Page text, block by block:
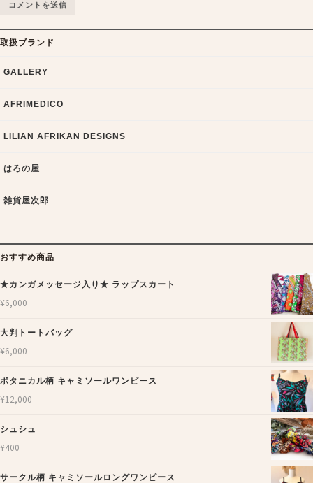
取扱ブランド
GALLERY
AFRIMEDICO
LILIAN AFRIKAN DESIGNS
はろの屋
雑貨屋次郎
おすすめ商品
★カンガメッセージ入り★ ラップスカート
¥6,000
大判トートバッグ
¥6,000
ボタニカル柄 キャミソールワンピース
¥12,000
シュシュ
¥400
サークル柄 キャミソールロングワンピース